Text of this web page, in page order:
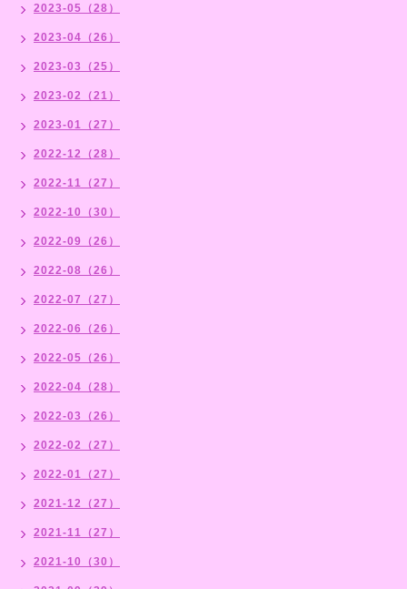
2023-05（28）
2023-04（26）
2023-03（25）
2023-02（21）
2023-01（27）
2022-12（28）
2022-11（27）
2022-10（30）
2022-09（26）
2022-08（26）
2022-07（27）
2022-06（26）
2022-05（26）
2022-04（28）
2022-03（26）
2022-02（27）
2022-01（27）
2021-12（27）
2021-11（27）
2021-10（30）